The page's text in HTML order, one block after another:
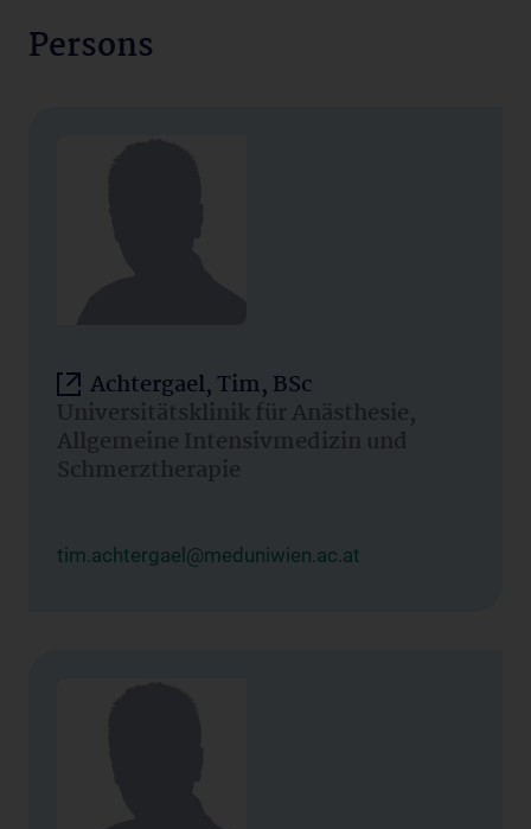
Persons
Achtergael, Tim, BSc
Universitätsklinik für Anästhesie,
Allgemeine Intensivmedizin und
Schmerztherapie
tim.achtergael@meduniwien.ac.at